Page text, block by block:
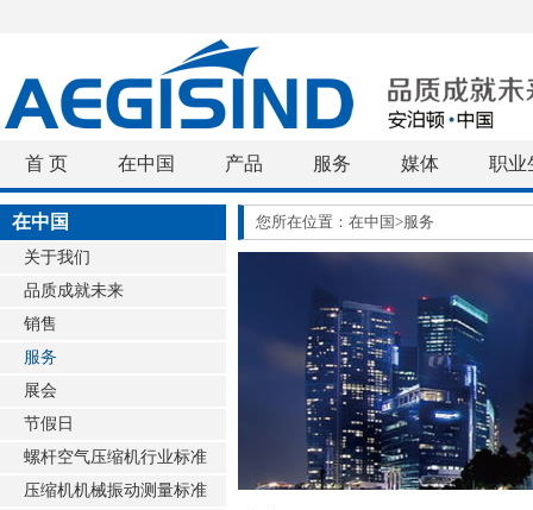
首 页 在中国 产品 服务 媒体 职业
在中国
关于我们
品质成就未来
销售
服务
展会
节假日
螺杆空气压缩机行业标准
压缩机机械振动测量标准
您所在位置：在中国>服务